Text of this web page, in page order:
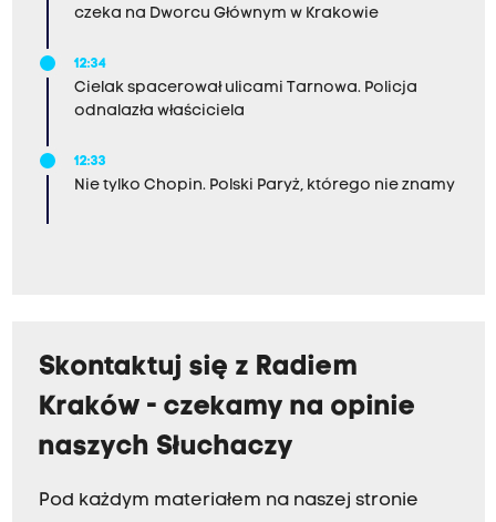
czeka na Dworcu Głównym w Krakowie
12:34
Cielak spacerował ulicami Tarnowa. Policja
odnalazła właściciela
12:33
Nie tylko Chopin. Polski Paryż, którego nie znamy
Skontaktuj się z Radiem
Kraków - czekamy na opinie
naszych Słuchaczy
Pod każdym materiałem na naszej stronie